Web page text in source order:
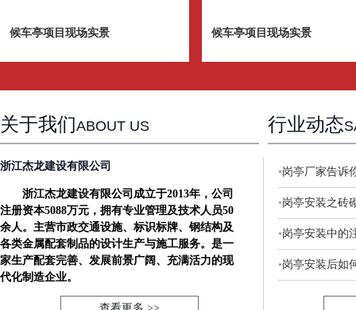
候车亭项目现场实景 候车亭项目现场实景
关于我们 ABOUT US
浙江杰龙建设有限公司
浙江杰龙建设有限公司成立于2013年，公司
注册资本5088万元，拥有专业管理及技术人员50
余人。主营市政交通设施、标识标牌、钢结构及
各类金属配套制品的设计生产与施工服务。是一
家生产配套完善、发展前景广阔、充满活力的现
代化制造企业。
行业动态
•岗亭厂家告诉
•岗亭安装之砖
•岗亭安装中的
•岗亭安装后如